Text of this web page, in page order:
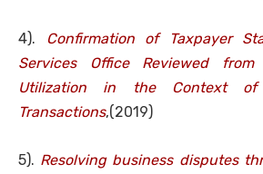
4).
Confirmation of Taxpayer
Services Office Reviewed
Utilization in the Context of
Transactions,(2019)
5). Resolving business disputes